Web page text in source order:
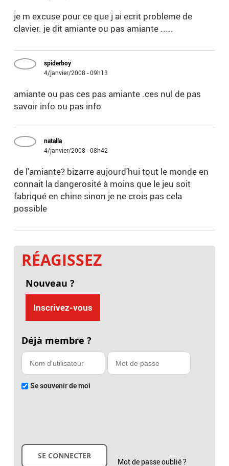
je m excuse pour ce que j ai ecrit probleme de
clavier. je dit amiante ou pas amiante .....
spiderboy
4/janvier/2008 - 09h13
amiante ou pas ces pas amiante .ces nul de pas
savoir info ou pas info
natalla
4/janvier/2008 - 08h42
de l'amiante? bizarre aujourd'hui tout le monde en
connait la dangerosité à moins que le jeu soit
fabriqué en chine sinon je ne crois pas cela
possible
RÉAGISSEZ
Nouveau ?
Inscrivez-vous
Déjà membre ?
Se souvenir de moi
Mot de passe oublié ?